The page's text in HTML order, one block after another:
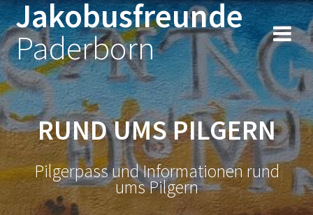
Zum
Inhalt
springen
Jakobusfreunde
Paderborn
RUND UMS PILGERN
Pilgerpass und Informationen rund
ums Pilgern